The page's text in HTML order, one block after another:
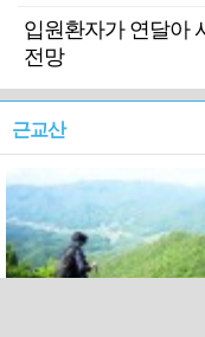
입원환자가 연달아
전망
근교산